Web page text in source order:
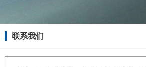
联系我们